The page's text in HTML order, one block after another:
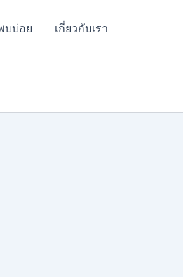
บบ่อย เกี่ยวกับเรา